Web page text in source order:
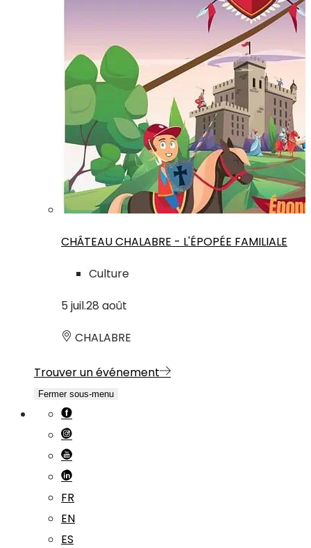
CHÂTEAU CHALABRE - L'ÉPOPÉE FAMILIALE
Culture
5 juil.28 août
CHALABRE
Trouver un événement
Fermer sous-menu
FR
EN
ES